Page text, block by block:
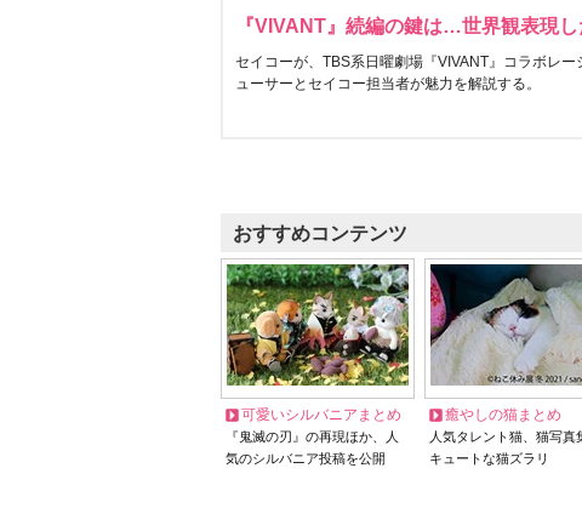
『VIVANT』続編の鍵は…世界観表現
セイコーが、TBS系日曜劇場『VIVANT』コラボレ
ューサーとセイコー担当者が魅力を解説する。
おすすめコンテンツ
可愛いシルバニアまとめ
『鬼滅の刃』の再現ほか、人
気のシルバニア投稿を公開
癒やしの猫まとめ
人気タレント猫、猫写真
キュートな猫ズラリ